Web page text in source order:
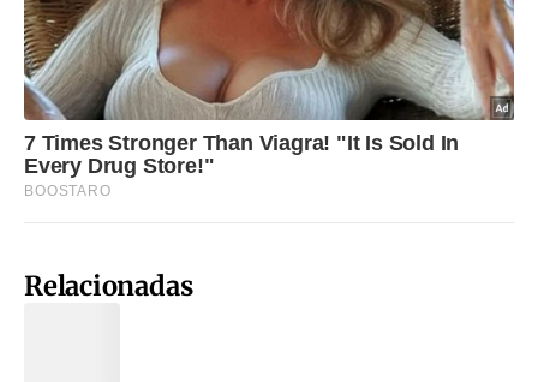
Relacionadas